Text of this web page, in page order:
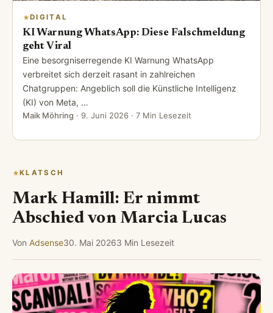
DIGITAL
KI Warnung WhatsApp: Diese Falschmeldung
geht Viral
Eine besorgniserregende KI Warnung WhatsApp
verbreitet sich derzeit rasant in zahlreichen
Chatgruppen: Angeblich soll die Künstliche Intelligenz
(KI) von Meta, …
Maik Möhring · 9. Juni 2026 · 7 Min Lesezeit
KLATSCH
Mark Hamill: Er nimmt
Abschied von Marcia Lucas
Von Adsense30. Mai 20263 Min Lesezeit